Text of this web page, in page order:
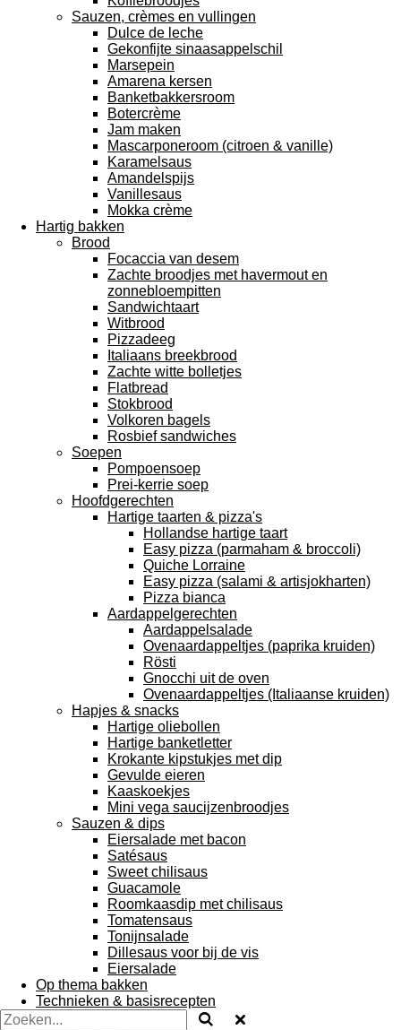
Sauzen, crèmes en vullingen
Dulce de leche
Gekonfijte sinaasappelschil
Marsepein
Amarena kersen
Banketbakkersroom
Botercrème
Jam maken
Mascarponeroom (citroen & vanille)
Karamelsaus
Amandelspijs
Vanillesaus
Mokka crème
Hartig bakken
Brood
Focaccia van desem
Zachte broodjes met havermout en
zonnebloempitten
Sandwichtaart
Witbrood
Pizzadeeg
Italiaans breekbrood
Zachte witte bolletjes
Flatbread
Stokbrood
Volkoren bagels
Rosbief sandwiches
Soepen
Pompoensoep
Prei-kerrie soep
Hoofdgerechten
Hartige taarten & pizza's
Hollandse hartige taart
Easy pizza (parmaham & broccoli)
Quiche Lorraine
Easy pizza (salami & artisjokharten)
Pizza bianca
Aardappelgerechten
Aardappelsalade
Ovenaardappeltjes (paprika kruiden)
Rösti
Gnocchi uit de oven
Ovenaardappeltjes (Italiaanse kruiden)
Hapjes & snacks
Hartige oliebollen
Hartige banketletter
Krokante kipstukjes met dip
Gevulde eieren
Kaaskoekjes
Mini vega saucijzenbroodjes
Sauzen & dips
Eiersalade met bacon
Satésaus
Sweet chilisaus
Guacamole
Roomkaasdip met chilisaus
Tomatensaus
Tonijnsalade
Dillesaus voor bij de vis
Eiersalade
Op thema bakken
Technieken & basisrecepten